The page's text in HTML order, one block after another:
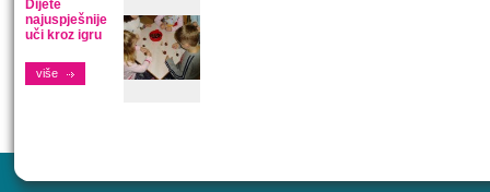
Dijete
najuspješnije
uči kroz igru
više